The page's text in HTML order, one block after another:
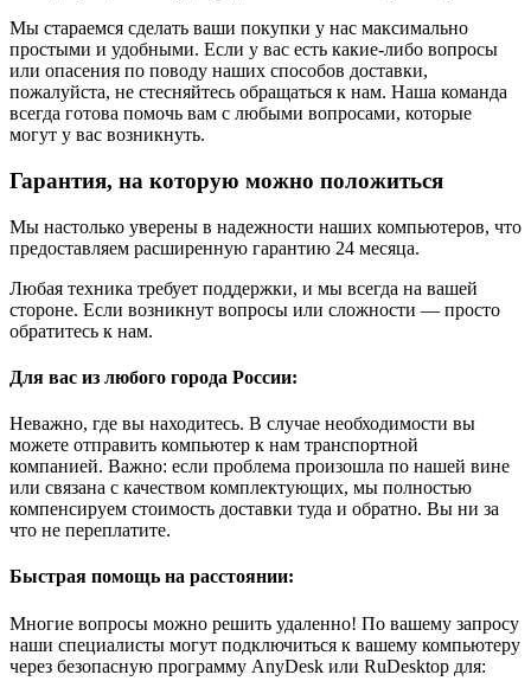
Мы стараемся сделать ваши покупки у нас максимально
простыми и удобными. Если у вас есть какие-либо вопросы
или опасения по поводу наших способов доставки,
пожалуйста, не стесняйтесь обращаться к нам. Наша команда
всегда готова помочь вам с любыми вопросами, которые
могут у вас возникнуть.
Гарантия, на которую можно положиться
Мы настолько уверены в надежности наших компьютеров, что
предоставляем расширенную гарантию 24 месяца.
Любая техника требует поддержки, и мы всегда на вашей
стороне. Если возникнут вопросы или сложности — просто
обратитесь к нам.
Для вас из любого города России:
Неважно, где вы находитесь. В случае необходимости вы
можете отправить компьютер к нам транспортной
компанией. Важно: если проблема произошла по нашей вине
или связана с качеством комплектующих, мы полностью
компенсируем стоимость доставки туда и обратно. Вы ни за
что не переплатите.
Быстрая помощь на расстоянии:
Многие вопросы можно решить удаленно! По вашему запросу
наши специалисты могут подключиться к вашему компьютеру
через безопасную программу AnyDesk или RuDesktop для: